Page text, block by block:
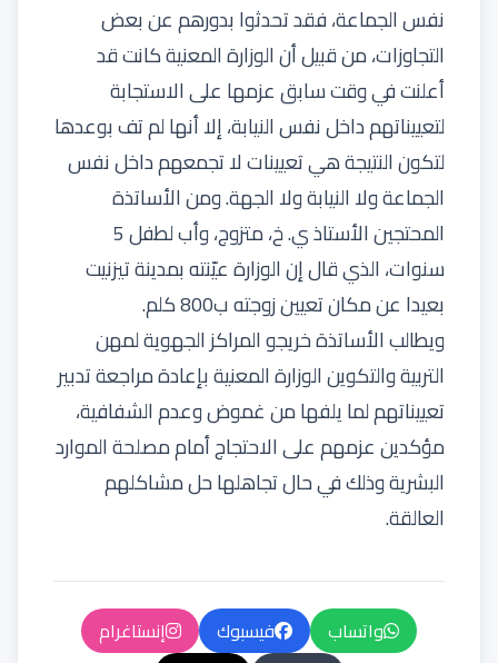
نفس الجماعة، فقد تحدثوا بدورهم عن بعض
التجاوزات، من قبيل أن الوزارة المعنية كانت قد
أعلنت في وقت سابق عزمها على الاستجابة
لتعييناتهم داخل نفس النيابة، إلا أنها لم تف بوعدها
لتكون النتيجة هي تعيينات لا تجمعهم داخل نفس
الجماعة ولا النيابة ولا الجهة. ومن الأساتذة
المحتجين الأستاذ ي. خ، متزوج، وأب لطفل 5
سنوات، الذي قال إن الوزارة عيّنته بمدينة تيزنيت
بعيدا عن مكان تعيين زوجته ب800 كلم.
ويطالب الأساتذة خريجو المراكز الجهوية لمهن
التربية والتكوين الوزارة المعنية بإعادة مراجعة تدبير
تعييناتهم لما يلفها من غموض وعدم الشفافية،
مؤكدين عزمهم على الاحتجاج أمام مصلحة الموارد
البشرية وذلك في حال تجاهلها حل مشاكلهم
العالقة.
واتساب فيسبوك
إنستاغرام